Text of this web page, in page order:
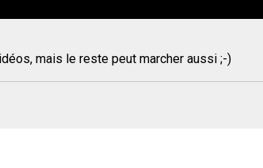
mais le reste peut marcher aussi ;-)